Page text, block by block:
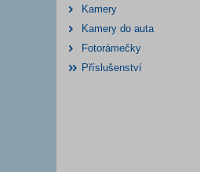
Kamery
Kamery do auta
Fotorámečky
Příslušenství